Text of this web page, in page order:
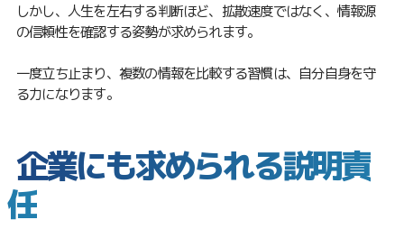
しかし、人生を左右する判断ほど、拡散速度ではなく、情報源
の信頼性を確認する姿勢が求められます。
一度立ち止まり、複数の情報を比較する習慣は、自分自身を守
る力になります。
企業にも求められる説明責
任